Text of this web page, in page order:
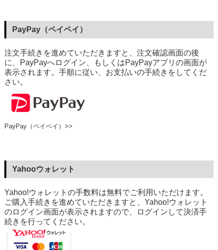
PayPay（ペイペイ）
注文手続きを進めていただきますと、注文確認画面の後
に、PayPayへログイン、もしくはPayPayアプリの画面が
表示されます。手順に従い、お支払いの手続きをしてくだ
さい。
PayPay（ペイペイ）>>
Yahooウォレット
Yahoo!ウォレットの手数料は無料でご利用いただけます。
ご購入手続きを進めていただきますと、Yahoo!ウォレット
のログイン画面が表示されますので、ログインして決済手
続きを行ってください。